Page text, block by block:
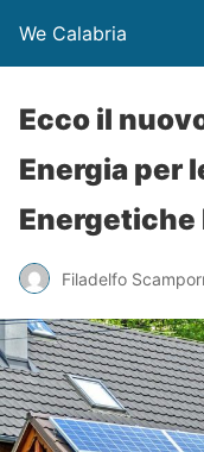
We Calabria
Ecco il
Energia per
Energetiche
Filadelfo